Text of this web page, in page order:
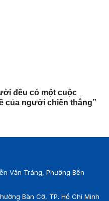
đều có một cuộc
của người chiến thắng”
Văn Tráng, Phường Bến
Bàn Cờ, TP. Hồ Chí Minh